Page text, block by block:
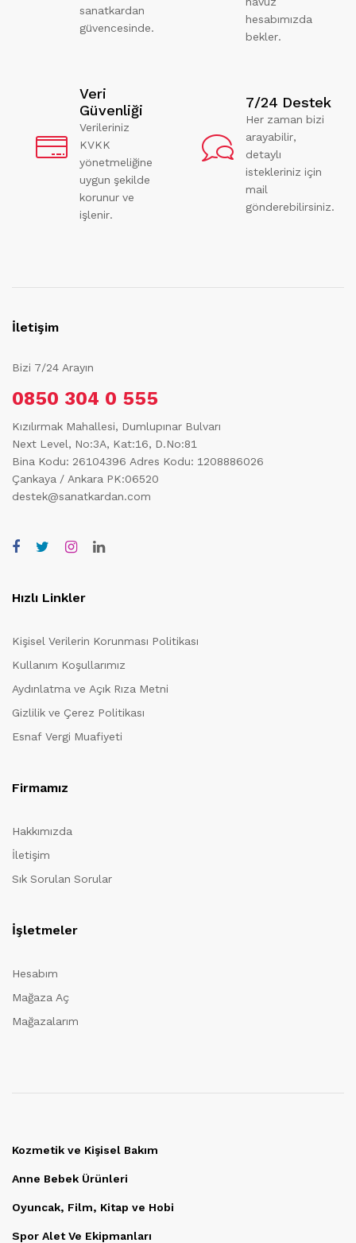
sanatkardan
güvencesinde.
hesabımızda
bekler.
Veri
Güvenliği
Verileriniz
KVKK
yönetmeliğine
uygun şekilde
korunur ve
işlenir.
7/24 Destek
Her zaman bizi
arayabilir,
detaylı
istekleriniz için
mail
gönderebilirsiniz.
İletişim
Bizi 7/24 Arayın
0850 304 0 555
Kızılırmak Mahallesi, Dumlupınar Bulvarı
Next Level, No:3A, Kat:16, D.No:81
Bina Kodu: 26104396 Adres Kodu: 1208886026
Çankaya / Ankara PK:06520
destek@sanatkardan.com
Hızlı Linkler
Kişisel Verilerin Korunması Politikası
Kullanım Koşullarımız
Aydınlatma ve Açık Rıza Metni
Gizlilik ve Çerez Politikası
Esnaf Vergi Muafiyeti
Firmamız
Hakkımızda
İletişim
Sık Sorulan Sorular
İşletmeler
Hesabım
Mağaza Aç
Mağazalarım
Kozmetik ve Kişisel Bakım
Anne Bebek Ürünleri
Oyuncak, Film, Kitap ve Hobi
Spor Alet Ve Ekipmanları